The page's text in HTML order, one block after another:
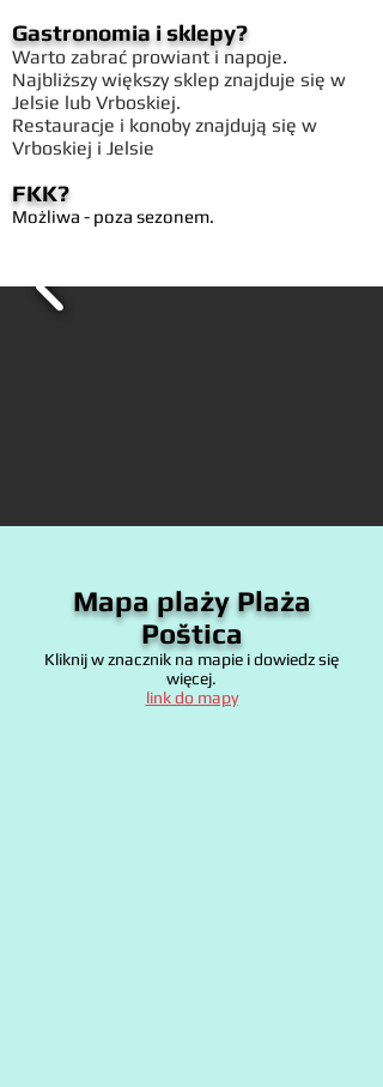
Gastronomia i sklepy?
Warto zabrać prowiant i napoje.
Najbliższy większy sklep znajduje się w
Jelsie lub Vrboskiej.
Restauracje i konoby znajdują się w
Vrboskiej i Jelsie
FKK?
Możliwa - poza sezonem.
Mapa plaży Plaża
Poštica
Kliknij w znacznik na mapie i dowiedz się
więcej.
link do mapy